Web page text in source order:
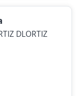
DLORTIZ